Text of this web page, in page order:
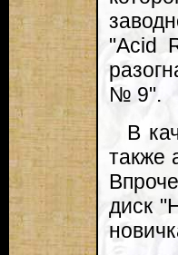
"Acid
№ 9".
В
также
диск